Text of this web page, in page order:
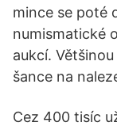
mince se poté
numismatické
aukcí.
šance na
Cez 400 tisíc